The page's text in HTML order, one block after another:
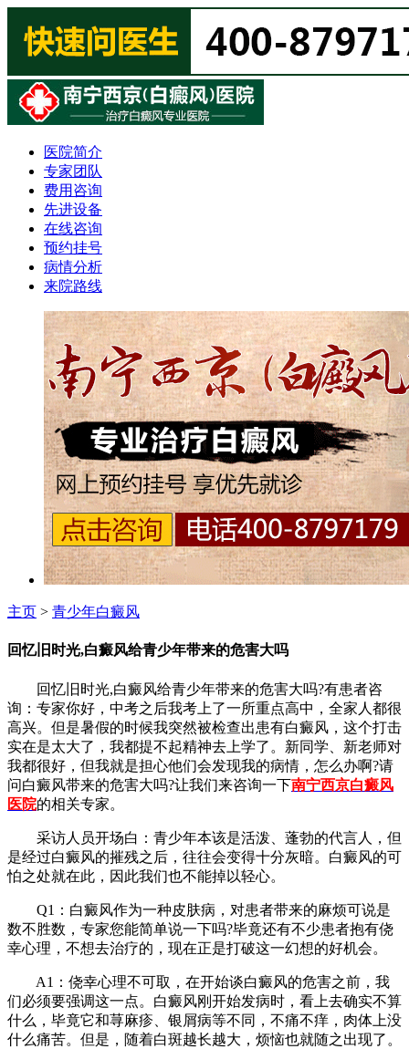
医院简介
专家团队
费用咨询
先进设备
在线咨询
预约挂号
病情分析
来院路线
主页 > 青少年白癜风
回忆旧时光,白癜风给青少年带来的危害大吗
回忆旧时光,白癜风给青少年带来的危害大吗?有患者咨
询：专家你好，中考之后我考上了一所重点高中，全家人都很
高兴。但是暑假的时候我突然被检查出患有白癜风，这个打击
实在是太大了，我都提不起精神去上学了。新同学、新老师对
我都很好，但我就是担心他们会发现我的病情，怎么办啊?请
问白癜风带来的危害大吗?让我们来咨询一下南宁西京白癜风
医院的相关专家。
采访人员开场白：青少年本该是活泼、蓬勃的代言人，但
是经过白癜风的摧残之后，往往会变得十分灰暗。白癜风的可
怕之处就在此，因此我们也不能掉以轻心。
Q1：白癜风作为一种皮肤病，对患者带来的麻烦可说是
数不胜数，专家您能简单说一下吗?毕竟还有不少患者抱有侥
幸心理，不想去治疗的，现在正是打破这一幻想的好机会。
A1：侥幸心理不可取，在开始谈白癜风的危害之前，我
们必须要强调这一点。白癜风刚开始发病时，看上去确实不算
什么，毕竟它和荨麻疹、银屑病等不同，不痛不痒，肉体上没
什么痛苦。但是，随着白斑越长越大，烦恼也就随之出现了。